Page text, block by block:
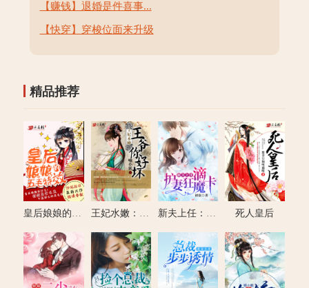
【赚钱】退婚是件喜事...
【快穿】穿梭位面来升级
精品推荐
皇后娘娘的五毛特效 王妃水嫩：王爷你好坏 新夫上任：滴，护妻狂魔卡 死人皇后